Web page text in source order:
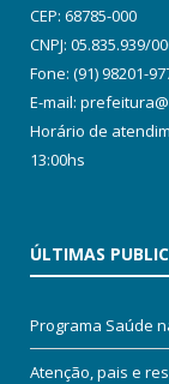
CEP: 68785-000
CNPJ: 05.835.939/
Fone: (91) 98201-
E-mail:
Horário de
13:00hs
ÚLTIMAS
Programa Saúde
Atenção, pais e